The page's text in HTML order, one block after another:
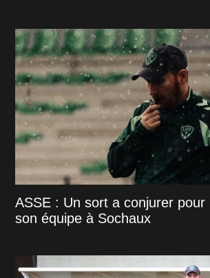
ASSE : Un sort a conjurer
son équipe à Sochaux